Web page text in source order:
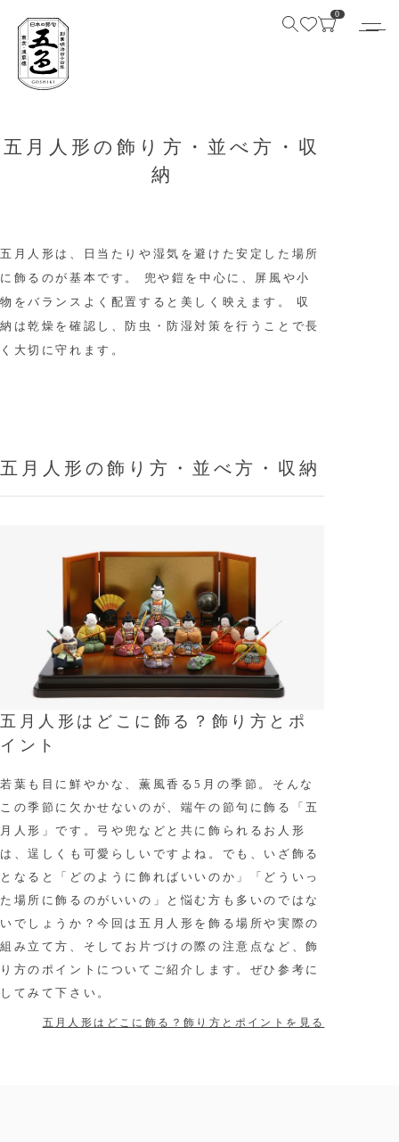
0
五月人形の飾り方・並べ方・収
納
五月人形は、日当たりや湿気を避けた安定した場所
に飾るのが基本です。
兜や鎧を中心に、屏風や小
物をバランスよく配置すると美しく映えます。
収
納は乾燥を確認し、防虫・防湿対策を行うことで長
く大切に守れます。
五月人形の飾り方・並べ方・収納
五月人形はどこに飾る？飾り方とポ
イント
若葉も目に鮮やかな、薫風香る5月の季節。そんな
この季節に欠かせないのが、端午の節句に飾る「五
月人形」です。弓や兜などと共に飾られるお人形
は、逞しくも可愛らしいですよね。でも、いざ飾る
となると「どのように飾ればいいのか」「どういっ
た場所に飾るのがいいの」と悩む方も多いのではな
いでしょうか？今回は五月人形を飾る場所や実際の
組み立て方、そしてお片づけの際の注意点など、飾
り方のポイントについてご紹介します。ぜひ参考に
してみて下さい。
五月人形はどこに飾る？飾り方とポイントを見る